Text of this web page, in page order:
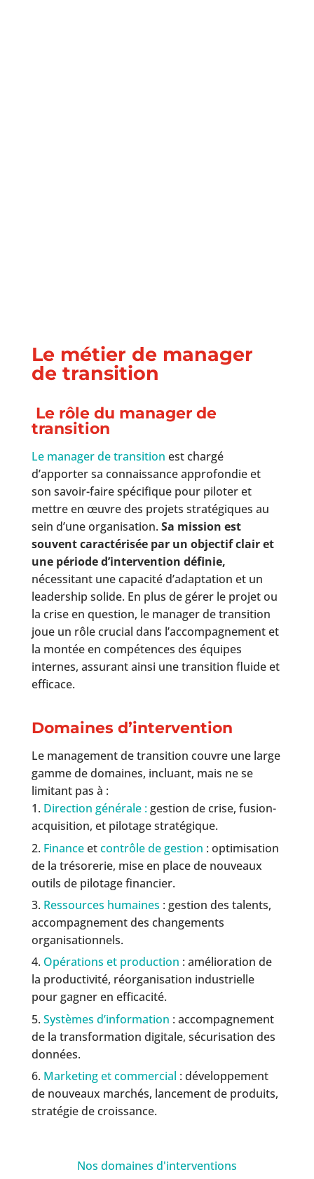
Le métier de manager
de transition
Le rôle du manager de
transition
Le manager de transition est chargé
d’apporter sa connaissance approfondie et
son savoir-faire spécifique pour piloter et
mettre en œuvre des projets stratégiques au
sein d’une organisation. Sa mission est
souvent caractérisée par un objectif clair et
une période d’intervention définie,
nécessitant une capacité d’adaptation et un
leadership solide. En plus de gérer le projet ou
la crise en question, le manager de transition
joue un rôle crucial dans l’accompagnement et
la montée en compétences des équipes
internes, assurant ainsi une transition fluide et
efficace.
Domaines d’intervention
Le management de transition couvre une large
gamme de domaines, incluant, mais ne se
limitant pas à :
Direction générale :gestion de crise, fusion-
acquisition, et pilotage stratégique.
Financeetcontrôle de gestion : optimisation
de la trésorerie, mise en place de nouveaux
outils de pilotage financier.
Ressources humaines : gestion des talents,
accompagnement des changements
organisationnels.
Opérations et production : amélioration de
la productivité, réorganisation industrielle
pour gagner en efficacité.
Systèmes d’information : accompagnement
de la transformation digitale, sécurisation des
données.
Marketing et commercial : développement
de nouveaux marchés, lancement de produits,
stratégie de croissance.
Nos domaines d'interventions